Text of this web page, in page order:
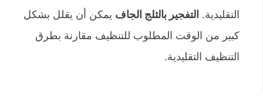
التقليدية. التفجير بالثلج الجاف يمكن أن يقلل بشكل
كبير من الوقت المطلوب للتنظيف مقارنة بطرق
التنظيف التقليدية.